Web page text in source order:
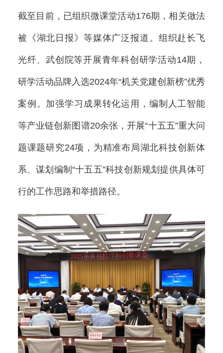
截至目前，已组织微课堂活动176期，相关做法
被《湖北日报》等媒体广泛报道。组织赴长飞
光纤、武创院等开展青年科创研学活动14期，
研学活动品牌入选2024年“机关党建创新榜”优秀
案例。加强学习成果转化运用，编制人工智能
等产业链创新图谱20余张，开展“十五五”重大问
题课题研究24项，为精准布局湖北科技创新体
系、谋划编制“十五五”科技创新规划提供具体可
行的工作思路和举措路径。